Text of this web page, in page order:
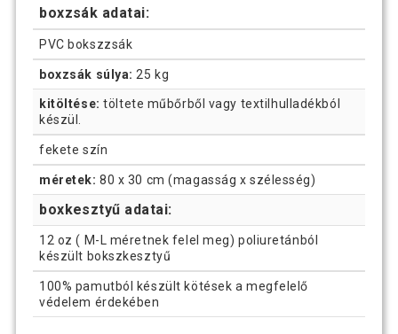
boxzsák adatai:
PVC bokszzsák
boxzsák súlya: 25 kg
kitöltése: töltete műbőrből vagy textilhulladékból
készül.
fekete szín
méretek: 80 x 30 cm (magasság x szélesség)
boxkesztyű adatai:
12 oz ( M-L méretnek felel meg) poliuretánból
készült bokszkesztyű
100% pamutból készült kötések a megfelelő
védelem érdekében